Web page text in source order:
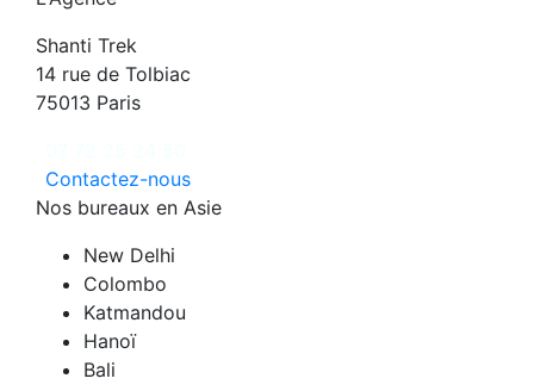
Shanti Trek
14 rue de Tolbiac
75013 Paris
Contactez-nous
Nos bureaux en Asie
New Delhi
Colombo
Katmandou
Hanoï
Bali